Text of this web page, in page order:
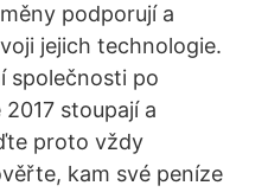
podporují a
jejich technologie.
společnosti po
stoupají a
proto vždy
kam své peníze